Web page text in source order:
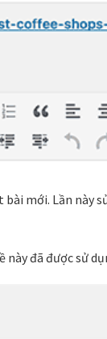
mới. Lần này
này đã được sử